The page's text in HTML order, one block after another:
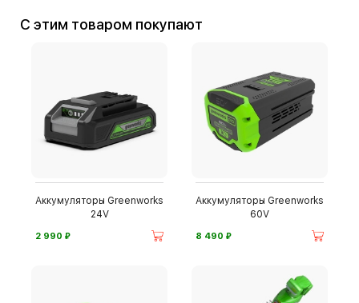
С этим товаром покупают
Аккумуляторы Greenworks
24V
2 990 ⃏
Аккумуляторы Greenworks
60V
8 490 ⃏